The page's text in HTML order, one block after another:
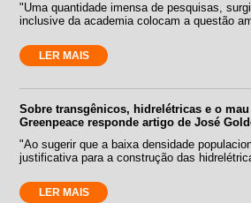
"Uma quantidade imensa de pesquisas,
inclusive da academia colocam a questão
LER MAIS
Sobre transgênicos, hidrelétricas e o
Greenpeace responde artigo de José
"Ao sugerir que a baixa densidade
justificativa para a construção das
LER MAIS